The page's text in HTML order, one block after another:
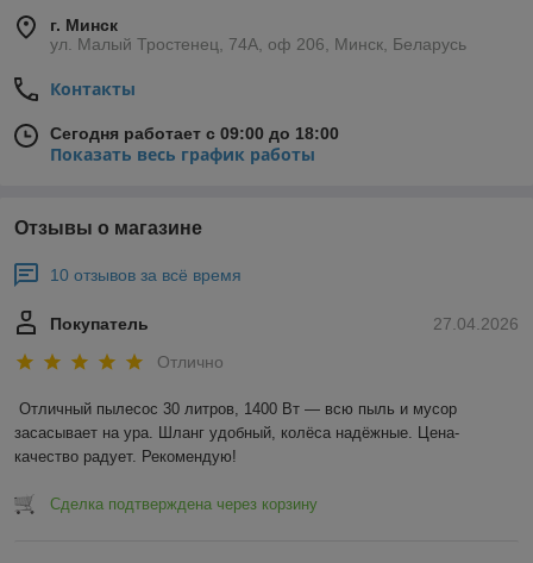
г. Минск
ул. Малый Тростенец, 74А, оф 206, Минск, Беларусь
Контакты
Сегодня работает с 09:00 до 18:00
Показать весь график работы
Отзывы о магазине
10 отзывов за всё время
27.04.2026
Покупатель
Отлично
Отличный пылесос 30 литров, 1400 Вт — всю пыль и мусор
засасывает на ура. Шланг удобный, колёса надёжные. Цена-
качество радует. Рекомендую!
Сделка подтверждена через корзину